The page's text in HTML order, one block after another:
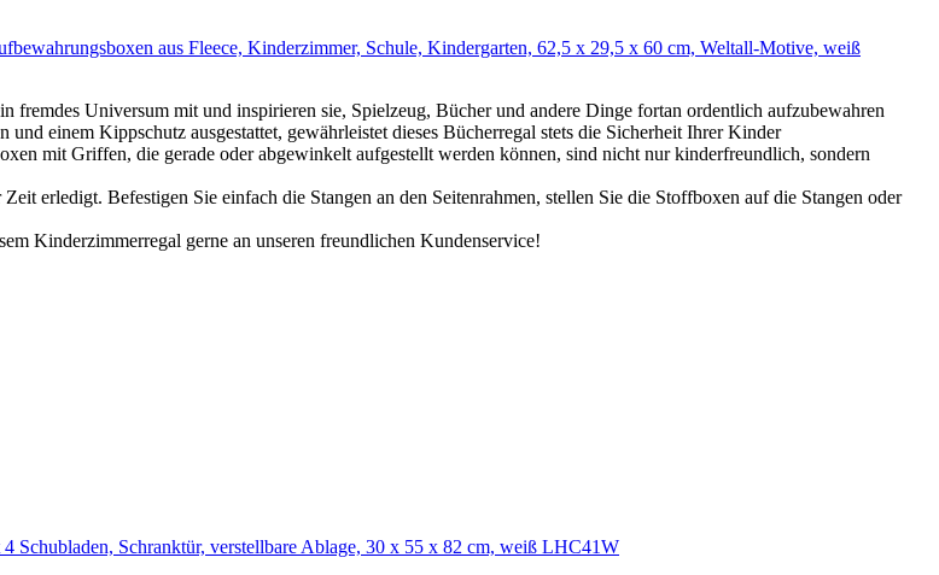
aus Fleece, Kinderzimmer, Schule, Kindergarten, 62,5 x 29,5 x 60 cm, Weltall-Motive, weiß
Universum mit und inspirieren sie, Spielzeug, Bücher und andere Dinge fortan ordentlich aufzubewahren
einem Kippschutz ausgestattet, gewährleistet dieses Bücherregal stets die Sicherheit Ihrer Kinder
mit Griffen, die gerade oder abgewinkelt aufgestellt werden können, sind nicht nur kinderfreundlich, sondern
erledigt. Befestigen Sie einfach die Stangen an den Seitenrahmen, stellen Sie die Stoffboxen auf die Stangen oder
Kinderzimmerregal gerne an unseren freundlichen Kundenservice!
Schubladen, Schranktür, verstellbare Ablage, 30 x 55 x 82 cm, weiß LHC41W